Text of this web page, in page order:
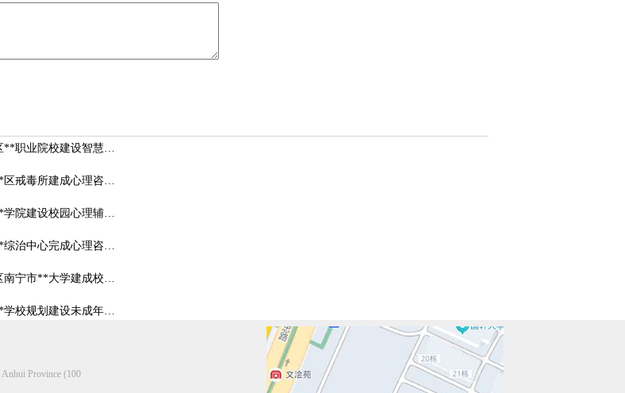
广西壮族自治区**职业院校建设智慧校园心理咨询室
四川省西昌市**区戒毒所建成心理咨询室
山东省​潍坊市**学院建设校园心理辅导中心
江西省宜春市**综治中心完成心理咨询室建设
广西壮族自治区南宁市**大学建成校园心理咨询室
广东省茂名市**学校规划建设未成年人辅导中心
Province (100